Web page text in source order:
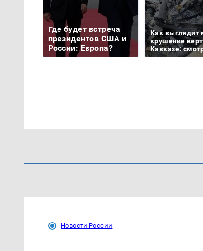
Где будет встреча
президентов США и
России: Европа?
Как выглядит
крушение
Кавказе:
Новости России